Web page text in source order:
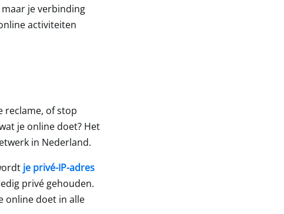
je verbinding
activiteiten
reclame, of stop
je online doet? Het
in Nederland.
je privé-IP-adres
privé gehouden.
online doet in alle